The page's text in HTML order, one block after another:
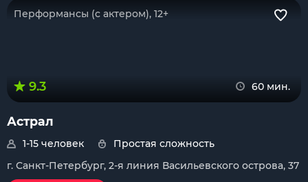
Перформансы (с актером), 12+
9.3 60 мин.
Астрал
1-15 человек
Простая сложность
г. Санкт-Петербург, 2-я линия Васильевского острова, 37